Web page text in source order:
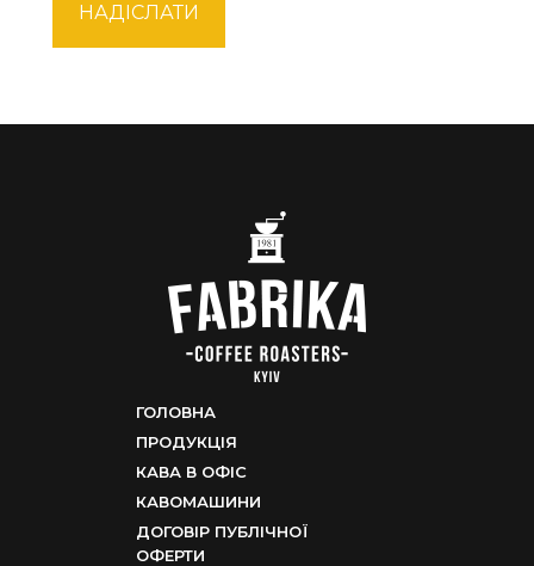
НАДІСЛАТИ
ГОЛОВНА
ПРОДУКЦІЯ
КАВА В ОФІС
КАВОМАШИНИ
ДОГОВІР ПУБЛІЧНОЇ
ОФЕРТИ